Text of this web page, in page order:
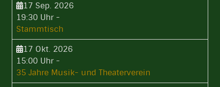
17 Sep. 2026
19:30 Uhr-
Stammtisch
17 Okt. 2026
15:00 Uhr-
35 Jahre Musik- und Theaterverein